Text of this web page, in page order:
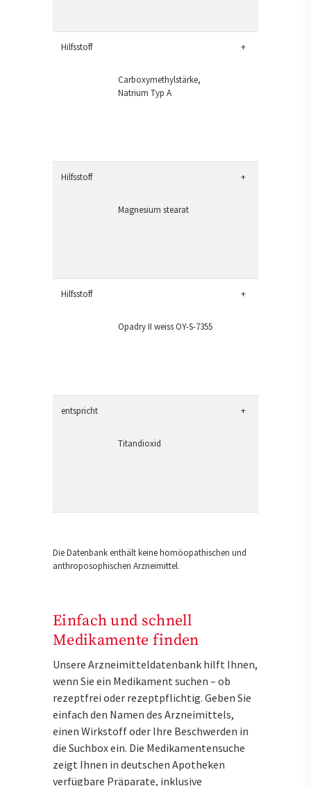
Hilfsstoff
Carboxymethylstärke,
Natrium Typ A
+
Hilfsstoff
Magnesium stearat
+
Hilfsstoff
Opadry II weiss OY-S-7355
+
entspricht
Titandioxid
+
Die Datenbank enthält keine homöopathischen und
anthroposophischen Arzneimittel.
Einfach und schnell
Medikamente finden
Unsere Arzneimitteldatenbank hilft Ihnen,
wenn Sie ein Medikament suchen – ob
rezeptfrei oder rezeptpflichtig. Geben Sie
einfach den Namen des Arzneimittels,
einen Wirkstoff oder Ihre Beschwerden in
die Suchbox ein. Die Medikamentensuche
zeigt Ihnen in deutschen Apotheken
verfügbare Präparate, inklusive